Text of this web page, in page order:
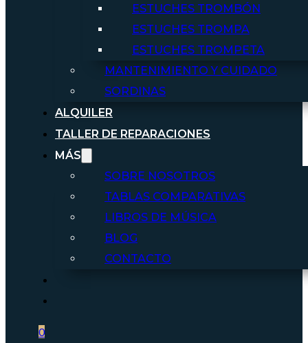
ESTUCHES TROMBÓN
ESTUCHES TROMPA
ESTUCHES TROMPETA
MANTENIMIENTO Y CUIDADO
SORDINAS
ALQUILER
TALLER DE REPARACIONES
MÁS
SOBRE NOSOTROS
TABLAS COMPARATIVAS
LIBROS DE MÚSICA
BLOG
CONTACTO
0